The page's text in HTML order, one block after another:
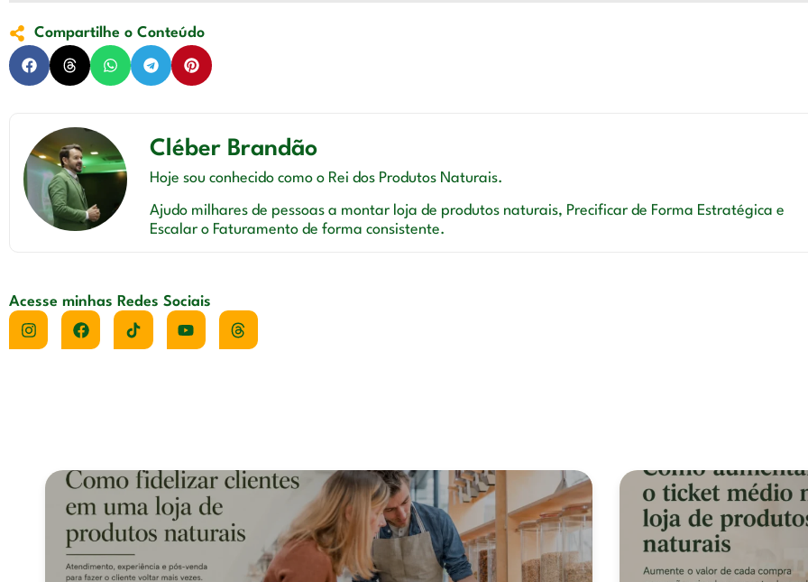
Compartilhe o Conteúdo
Cléber Brandão
Hoje sou conhecido como o Rei dos Produtos Naturais.
Ajudo milhares de pessoas a montar loja de produtos naturais, Precificar de Forma Estratégica e
Escalar o Faturamento de forma consistente.
Acesse minhas Redes Sociais